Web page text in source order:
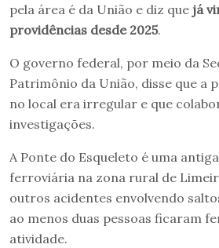
pela área é da União e diz que já
providências desde 2025.
O governo federal, por meio da
Patrimônio da União, disse que a
no local era irregular e que
investigações.
A Ponte do Esqueleto é uma
ferroviária na zona rural de
outros acidentes envolvendo
ao menos duas pessoas ficaram
atividade.